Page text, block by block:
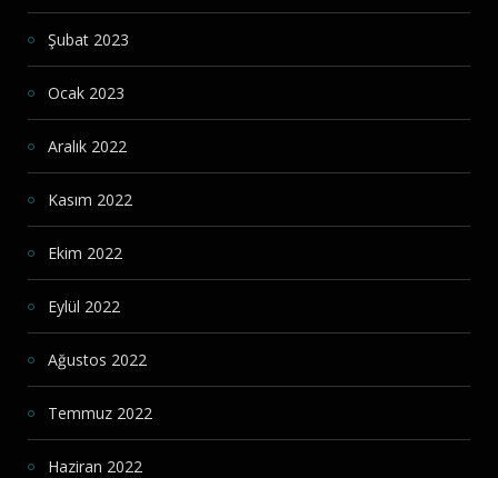
Şubat 2023
Ocak 2023
Aralık 2022
Kasım 2022
Ekim 2022
Eylül 2022
Ağustos 2022
Temmuz 2022
Haziran 2022